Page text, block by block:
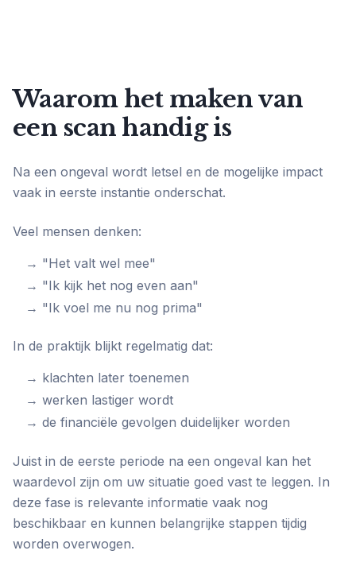
Waarom het maken van
een scan handig is
Na een ongeval wordt letsel en de mogelijke impact
vaak in eerste instantie onderschat.
Veel mensen denken:
→ "Het valt wel mee"
→ "Ik kijk het nog even aan"
→ "Ik voel me nu nog prima"
In de praktijk blijkt regelmatig dat:
→ klachten later toenemen
→ werken lastiger wordt
→ de financiële gevolgen duidelijker worden
Juist in de eerste periode na een ongeval kan het
waardevol zijn om uw situatie goed vast te leggen. In
deze fase is relevante informatie vaak nog
beschikbaar en kunnen belangrijke stappen tijdig
worden overwogen.